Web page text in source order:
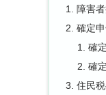
障害
確定
確
確
住民